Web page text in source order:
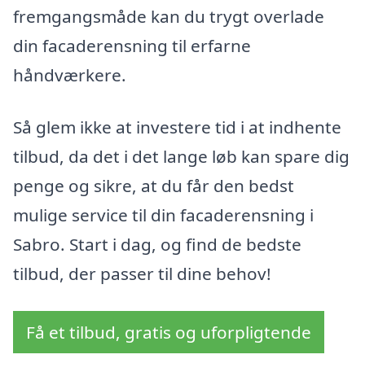
fremgangsmåde kan du trygt overlade
din facaderensning til erfarne
håndværkere.
Så glem ikke at investere tid i at indhente
tilbud, da det i det lange løb kan spare dig
penge og sikre, at du får den bedst
mulige service til din facaderensning i
Sabro. Start i dag, og find de bedste
tilbud, der passer til dine behov!
Få et tilbud, gratis og uforpligtende